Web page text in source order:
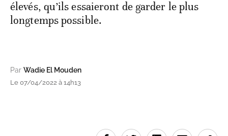
élevés, qu’ils essaieront de garder le plus
longtemps possible.
Par Wadie El Mouden
Le 07/04/2022 à 14h13